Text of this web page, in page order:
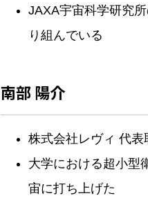
JAXA宇宙科学研究
り組んでいる
南部 陽介
株式会社レヴィ 代表
大学における超小型
宙に打ち上げた